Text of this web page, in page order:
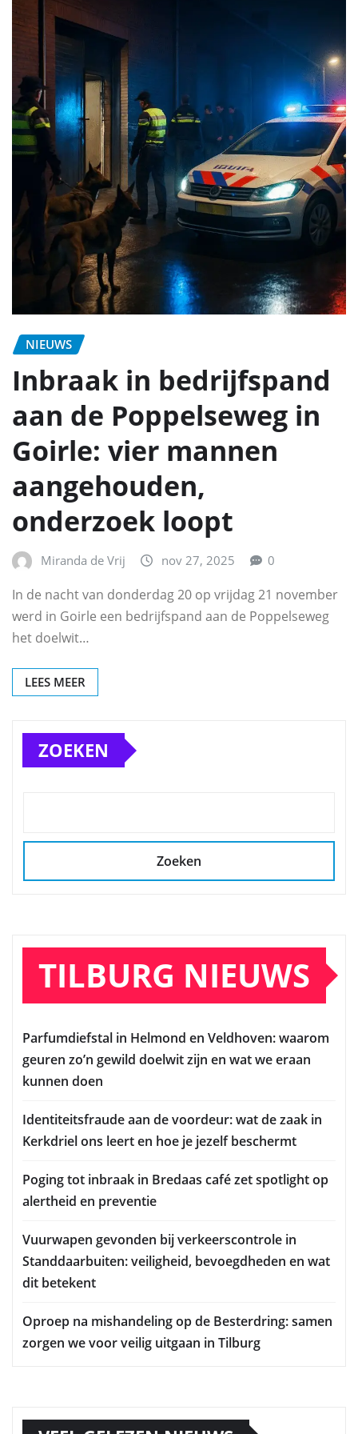
NIEUWS
Inbraak in bedrijfspand
aan de Poppelseweg in
Goirle: vier mannen
aangehouden,
onderzoek loopt
Miranda de Vrij nov 27, 2025 0
In de nacht van donderdag 20 op vrijdag 21 november
werd in Goirle een bedrijfspand aan de Poppelseweg
het doelwit…
LEES MEER
ZOEKEN
Zoeken
TILBURG NIEUWS
Parfumdiefstal in Helmond en Veldhoven: waarom
geuren zo’n gewild doelwit zijn en wat we eraan
kunnen doen
Identiteitsfraude aan de voordeur: wat de zaak in
Kerkdriel ons leert en hoe je jezelf beschermt
Poging tot inbraak in Bredaas café zet spotlight op
alertheid en preventie
Vuurwapen gevonden bij verkeerscontrole in
Standdaarbuiten: veiligheid, bevoegdheden en wat
dit betekent
Oproep na mishandeling op de Besterdring: samen
zorgen we voor veilig uitgaan in Tilburg